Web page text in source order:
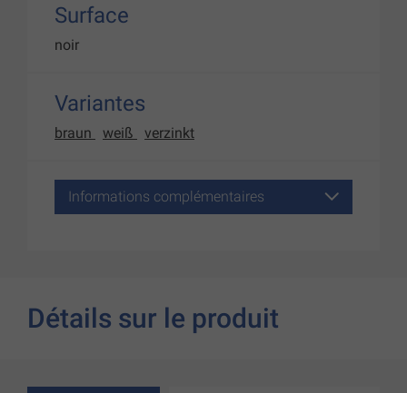
Surface
noir
Variantes
braun weiß verzinkt
Informations complémentaires
Détails sur le produit